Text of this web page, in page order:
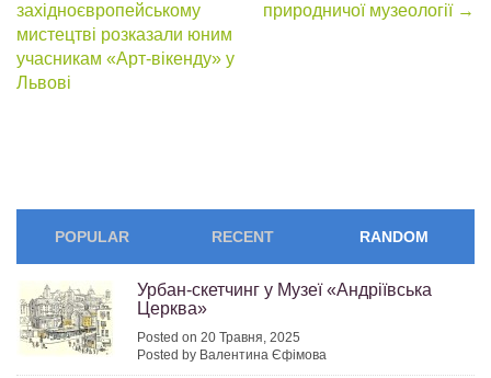
navigation
західноєвропейському
мистецтві розказали юним
учасникам «Арт-вікенду» у
Львові
природничої музеології →
POPULAR RECENT RANDOM
Урбан-скетчинг у Музеї «Андріївська
Церква»
Posted on 20 Травня, 2025
Posted by Валентина Єфімова